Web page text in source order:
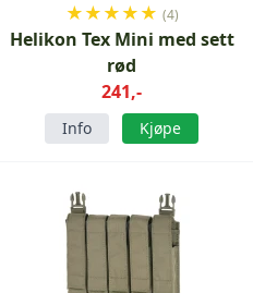
★★★★★ (4)
Helikon Tex Mini med sett
rød
241,-
Info Kjøpe